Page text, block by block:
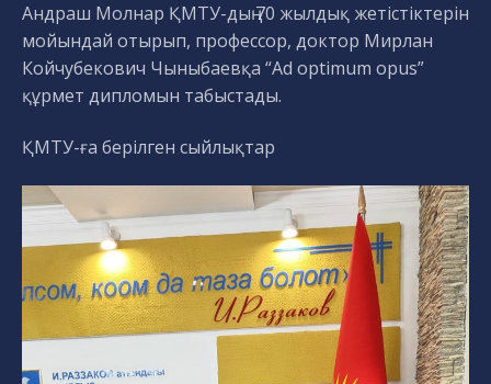
Андраш Молнар ҚМТУ-дың 70 жылдық жетістіктерін
мойындай отырып, профессор, доктор Мирлан
Койчубекович Чыныбаевқа “Ad optimum opus”
құрмет дипломын табыстады.
ҚМТУ-ға берілген сыйлықтар